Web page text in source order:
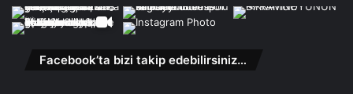
Facebook’ta bizi takip edebilirsiniz…